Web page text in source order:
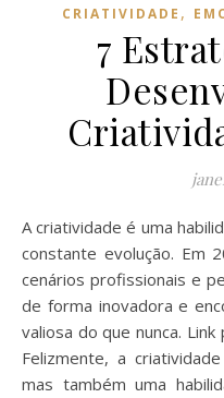
CRIATIVIDADE ,
7
A criatividade é uma habilidade essencial em um mundo em
constante evolução. Em
cenários profissionais e
de forma inovadora e
valiosa do que nunca.
Felizmente, a
mas também uma